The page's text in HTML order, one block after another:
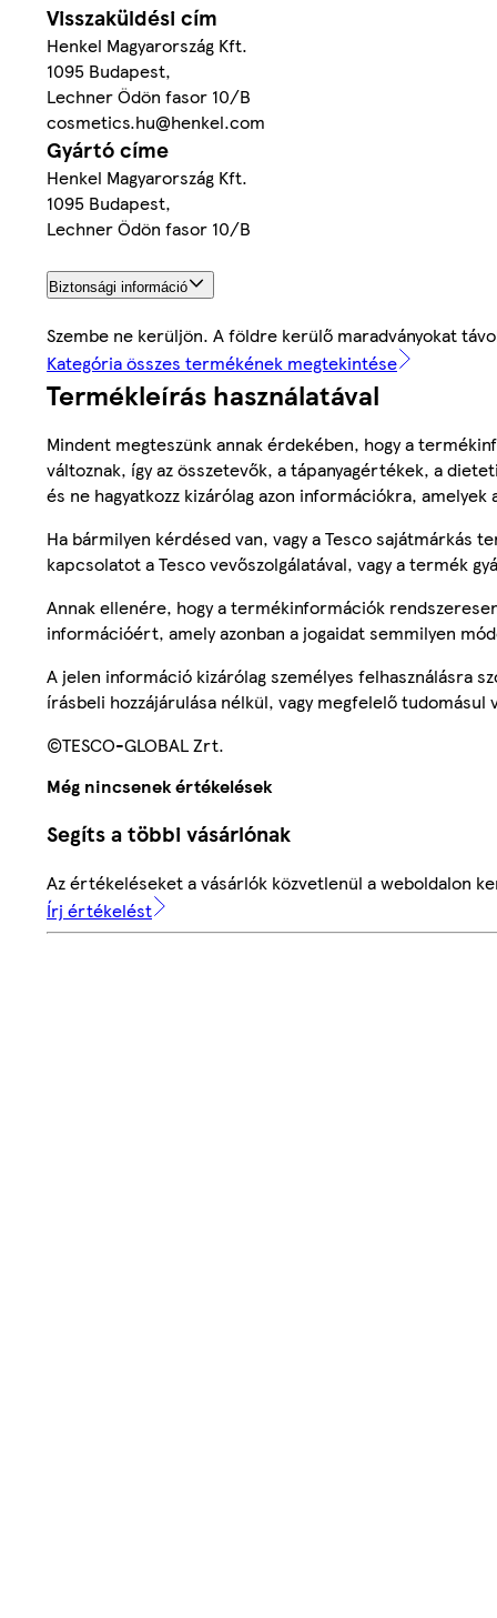
Visszaküldési cím
Henkel Magyarország Kft.
1095 Budapest,
Lechner Ödön fasor 10/B
cosmetics.hu@henkel.com
Gyártó címe
Henkel Magyarország Kft.
1095 Budapest,
Lechner Ödön fasor 10/B
Biztonsági információ
Szembe ne kerüljön. A földre kerülő maradványokat
Kategória összes termékének megtekintése
Termékleírás használatával
Mindent megteszünk annak érdekében, hogy a
változnak, így az összetevők, a tápanyagértékek, a
és ne hagyatkozz kizárólag azon információkra, amelyek
Ha bármilyen kérdésed van, vagy a Tesco
kapcsolatot a Tesco vevőszolgálatával, vagy a termék
Annak ellenére, hogy a termékinformációk
információért, amely azonban a jogaidat semmilyen
A jelen információ kizárólag személyes felhasználásra
írásbeli hozzájárulása nélkül, vagy megfelelő tudomásul
©TESCO-GLOBAL Zrt.
Még nincsenek értékelések
Segíts a többi vásárlónak
Az értékeléseket a vásárlók közvetlenül a weboldalon
Írj értékelést